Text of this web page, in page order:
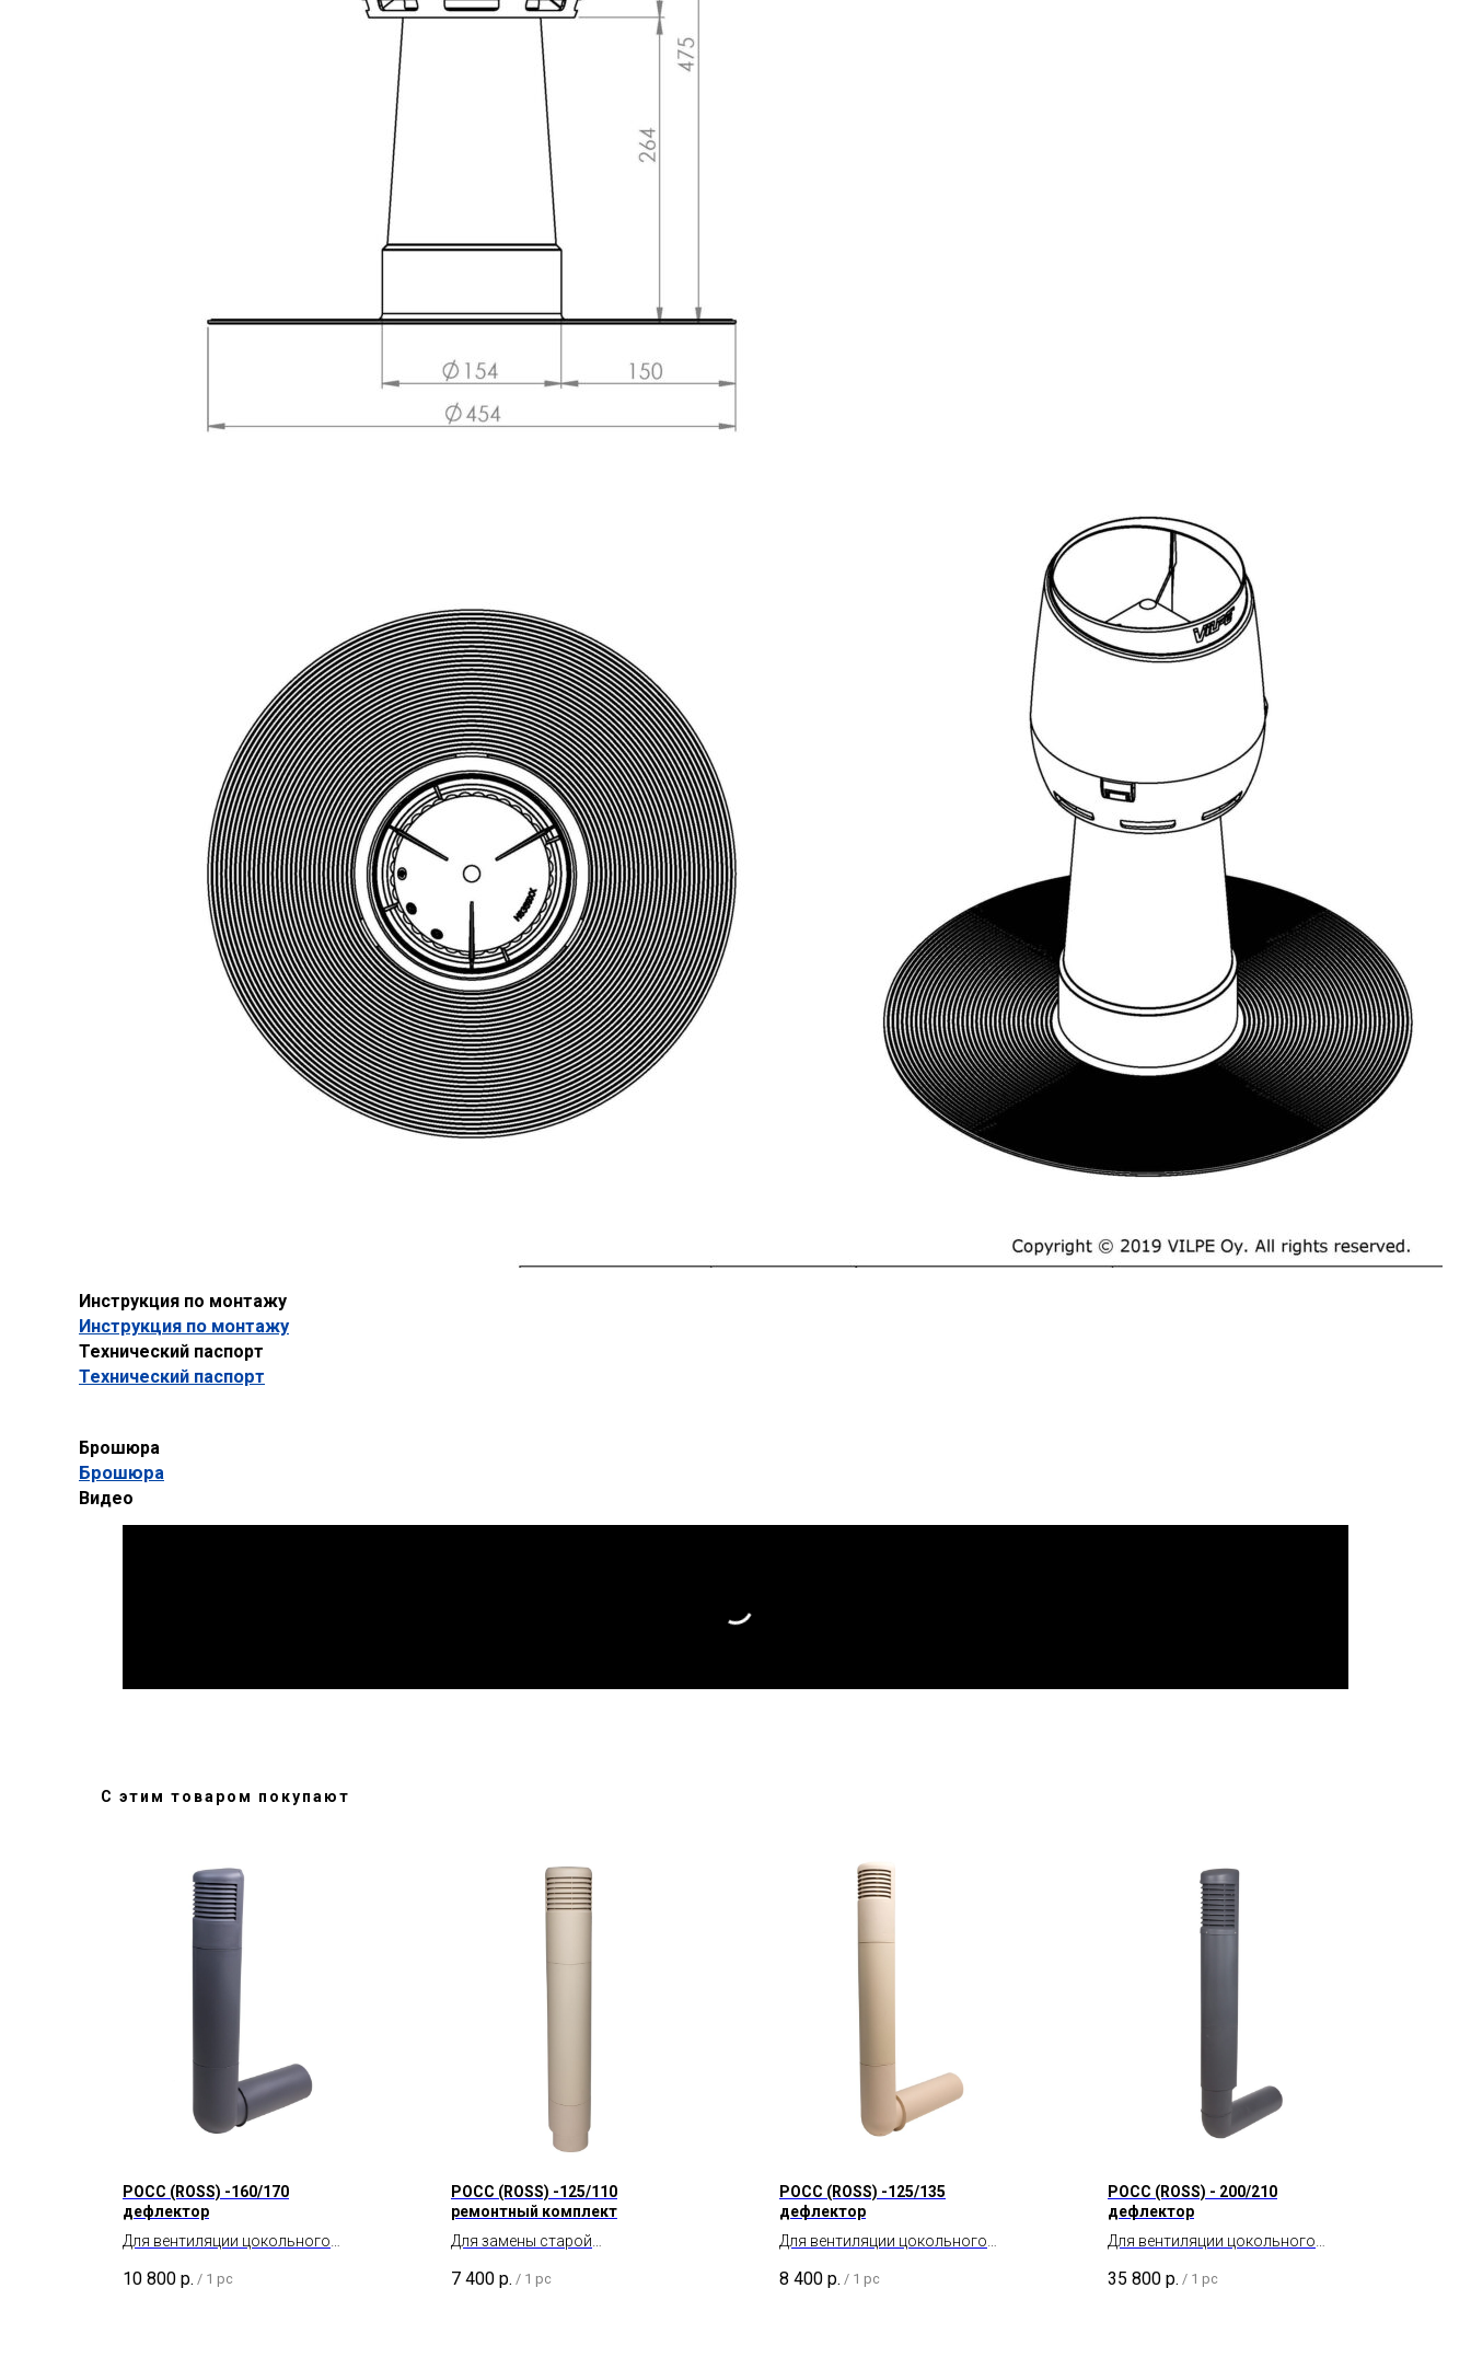
Инструкция по монтажу
Инструкция по монтажу
Технический паспорт
Технический паспорт
Брошюра
Брошюра
Видео
С этим товаром покупают
POCC (ROSS) -160/170
дефлектор
Для вентиляции цокольного
10 800 р. / 1 pc
POCC (ROSS) -125/110
ремонтный комплект
Для замены старой
диаметром 110 мм.
7 400 р. / 1 pc
POCC (ROSS) -125/135
дефлектор
Для вентиляции цокольного
8 400 р. / 1 pc
POCC (ROSS) - 200/210
дефлектор
Для вентиляции цокольного
35 800 р. / 1 pc